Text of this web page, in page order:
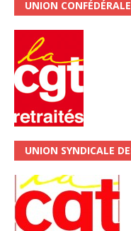
UNION
UNION SYNDICALE